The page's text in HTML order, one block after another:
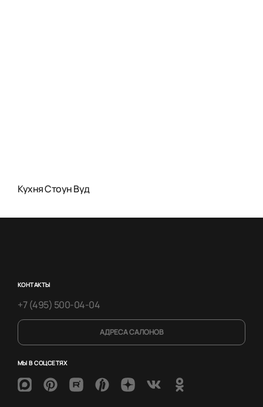
Кухня Стоун Вуд
КОНТАКТЫ
+7 (495) 500-04-04
АДРЕСА САЛОНОВ
МЫ В СОЦСЕТЯХ